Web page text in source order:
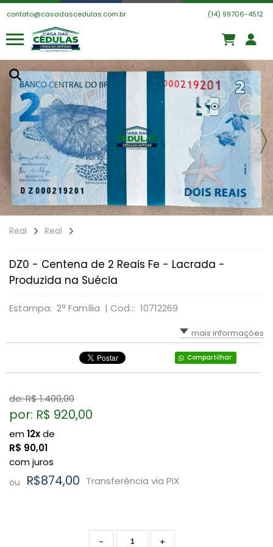
contato@casadascedulas.com.br (14) 99706-4512
Real Real
DZ0 - Centena de 2 Reais Fe - Lacrada -
Produzida na Suécia
Estampa: 2ª Família | Cod.:: 10712269
mais informações
Compartilhar
de: R$1.400,00
por: R$ 920,00
em12xde
R$ 90,01
com juros
ou R$874,00 Transferência via PIX
+
-